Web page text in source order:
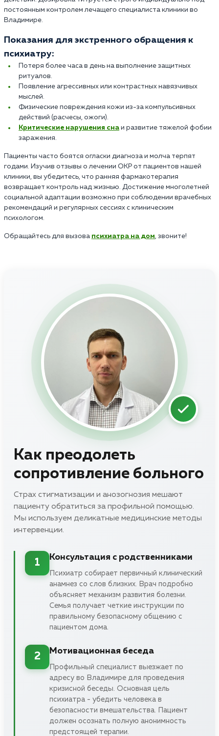
постоянным контролем лечащего специалиста клиники во
Владимире.
Показания для экстренного обращения к
психиатру:
Потеря более часа в день на выполнение защитных
ритуалов.
Появление агрессивных или контрастных навязчивых
мыслей.
Физические повреждения кожи из-за компульсивных
действий (расчесы, ожоги).
Критические нарушения сна и развитие тяжелой фобии
заражения.
Пациенты часто боятся огласки диагноза и молча терпят
годами. Изучив отзывы о лечении ОКР от пациентов нашей
клиники, вы убедитесь, что ранняя фармакотерапия
возвращает контроль над жизнью. Достижение многолетней
социальной адаптации возможно при соблюдении врачебных
рекомендаций и регулярных сессиях с клиническим
психологом.
Обращайтесь для вызова психиатра на дом, звоните!
Как преодолеть
сопротивление больного
Страх стигматизации и анозогнозия мешают
пациенту обратиться за профильной помощью.
Мы используем деликатные медицинские методы
интервенции.
1
Консультация с родственниками
Психиатр собирает первичный клинический
анамнез со слов близких. Врач подробно
объясняет механизм развития болезни.
Семья получает четкие инструкции по
правильному безопасному общению с
пациентом дома.
2
Мотивационная беседа
Профильный специалист выезжает по
адресу во Владимире для проведения
кризисной беседы. Основная цель
психиатра - убедить человека в
безопасности вмешательства. Пациент
должен осознать полную анонимность
предстоящей терапии.